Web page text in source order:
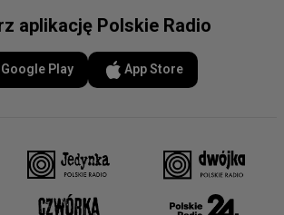
aplikację Polskie Radio
Google Play App Store